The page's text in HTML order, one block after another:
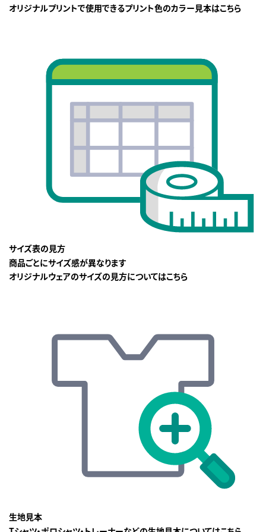
オリジナルプリントで使用できるプリント色のカラー見本はこちら
サイズ表の見方
商品ごとにサイズ感が異なります
オリジナルウェアのサイズの見方についてはこちら
生地見本